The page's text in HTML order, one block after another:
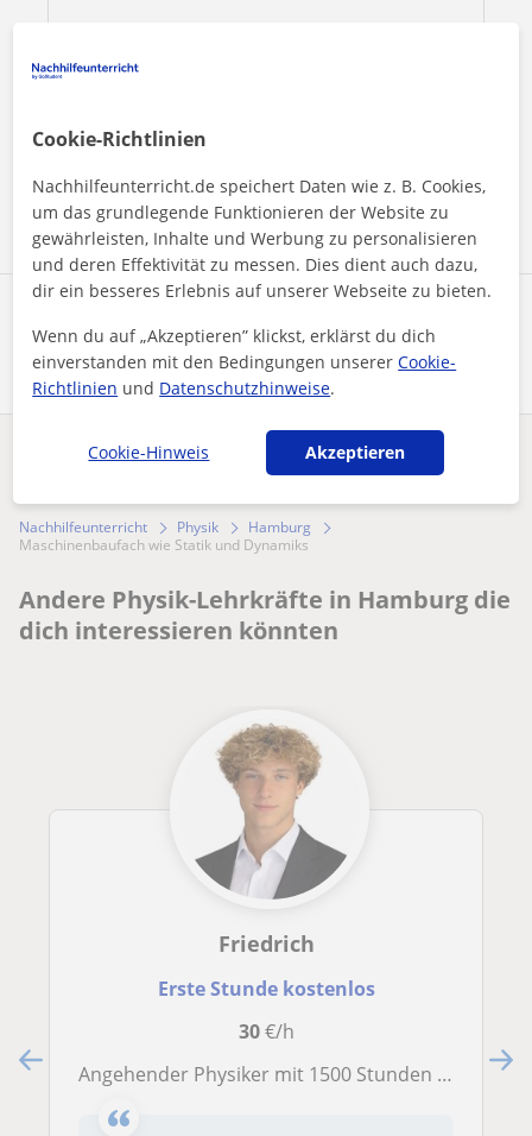
Nachricht senden
Enthält dieses Profil einen Fehler?Melden
Nachhilfeunterricht Physik
Hamburg
Maschinenbaufach wie Statik und Dynamiks
Andere Physik-Lehrkräfte in Hamburg die
dich interessieren könnten
Friedrich
Erste Stunde kostenlos
30€/h
Angehender Physiker mit 1500 Stunden Unterrichtserfahrung gibt Nachhilfe in Mathematik, Physik – in Ost-Hamburg (alle Klassenstufen & Abitur)
Cookie-Richtlinien
Nachhilfeunterricht.de speichert Daten wie z. B. Cookies,
um das grundlegende Funktionieren der Website zu
gewährleisten, Inhalte und Werbung zu personalisieren
und deren Effektivität zu messen. Dies dient auch dazu,
dir ein besseres Erlebnis auf unserer Webseite zu bieten.
Wenn du auf „Akzeptieren” klickst, erklärst du dich
einverstanden mit den Bedingungen unsererCookie-
Richtlinien und Datenschutzhinweise.
Cookie-Hinweis Akzeptieren